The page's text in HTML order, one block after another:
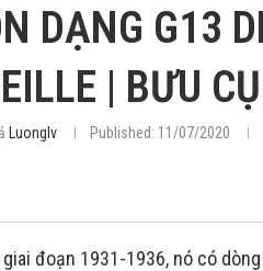
DẠNG G13
| BƯU
Luonglv Published: 11/07/2020
đoạn 1931-1936, nó có